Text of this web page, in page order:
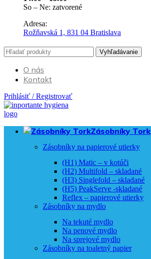
So – Ne: zatvorené
Adresa:
Rožňavská 1, 831 04 Bratislava
Vyhľadávanie
O nás
Kontakt
Prihlásiť / Registrovať
Zásobníky Tork
Zásobníky na papierové utierky
(H1) Matic – v kotúči
(H2) Multifold – skladané
(H3) Singlefold – skladané
(H5) PeakServe -skladané
Reflex – papierové utierky
Zásobníky na mydlo
Na tekuté mydlo
Na penové mydlo
Na sprejové mydlo
Zásobníky na toaletný papier